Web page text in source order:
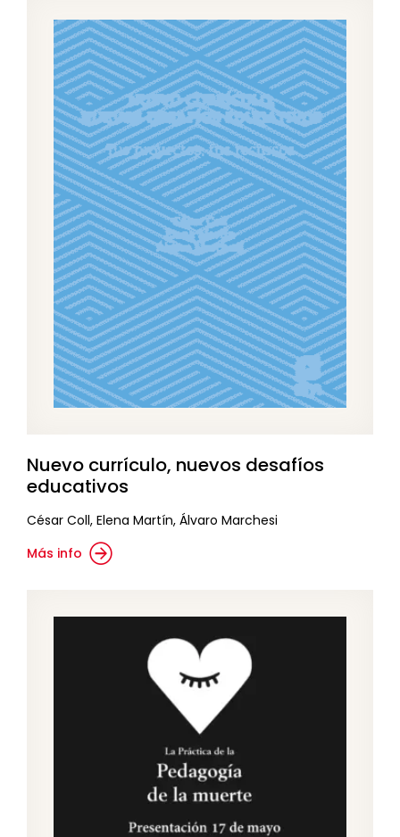
Nuevo currículo, nuevos desafíos
educativos
César Coll, Elena Martín, Álvaro Marchesi
Más info